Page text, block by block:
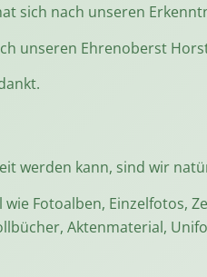
sich nach unseren
unseren Ehrenoberst
werden kann, sind wir
Fotoalben, Einzelfotos,
Aktenmaterial,